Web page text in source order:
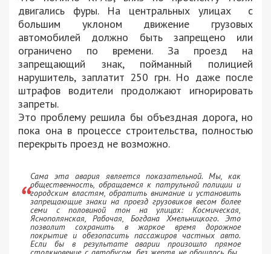
двигались фуры. На центральных улицах с
большим уклоном движение грузовых
автомобилей должно быть запрещено или
ограничено по времени. За проезд на
запрещающий знак, пойманный полицией
нарушитель, заплатит 250 грн. Но даже после
штрафов водители продолжают игнорировать
запреты.
Это проблему решила бы объездная дорога, но
пока она в процессе строительства, полностью
перекрыть проезд не возможно.
Сама эта авария является показательной. Мы, как
общественность, обращаемся к патрульной полиции и
городским властям, обратить внимание и установить
запрещающие знаки на проезд грузовиков весом более
семи с половиной тон на улицах: Космическая,
Яснополянская, Рабочая, Богдана Хмельницкого. Это
позволит сохранить в жаркое время дорожное
покрытие и обезопасить пассажиров частных авто.
Если бы в результате аварии произошло прямое